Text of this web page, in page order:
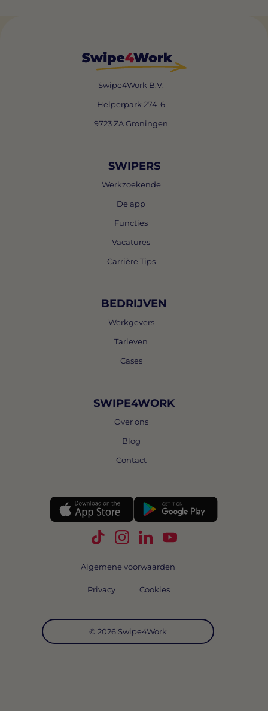
Swipe4Work B.V.
Helperpark 274-6
9723 ZA Groningen
SWIPERS
Werkzoekende
De app
Functies
Vacatures
Carrière Tips
BEDRIJVEN
Werkgevers
Tarieven
Cases
SWIPE4WORK
Over ons
Blog
Contact
Volg Swipe4Work op TikTok
Volg Swipe4Work op
Volg Swipe4Work op
Volg Swipe4Work
© 2026 Swipe4Work
Algemene voorwaarden
Privacy Cookies